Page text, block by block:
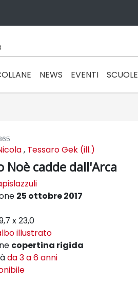
NEWS EVENTI SCUOLE
, Tessaro Gek (ill.)
Noè cadde dall'Arca
25 ottobre 2017
x 23,0
illustrato
copertina rigida
da 3 a 6 anni